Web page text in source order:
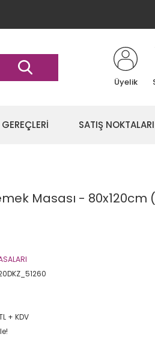
Üyelik
SATIŞ NOKTALARI
Masası - 80x120cm
+ KDV